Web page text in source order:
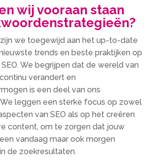
wij vooraan staan
we toegewijd aan het up-to-date
trends en beste praktijken op
We begrijpen dat de wereld van
verandert en
is een deel van ons
leggen een sterke focus op zowel
van SEO als op het creëren
content, om te zorgen dat jouw
vandaag maar ook morgen
de zoekresultaten.​